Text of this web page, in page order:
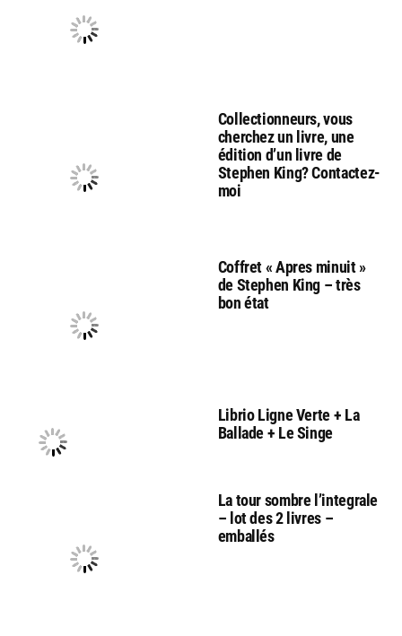
Collectionneurs, vous
cherchez un livre, une
édition d’un livre de
Stephen King? Contactez-
moi
Coffret « Apres minuit »
de Stephen King – très
bon état
Librio Ligne Verte + La
Ballade + Le Singe
La tour sombre l’integrale
– lot des 2 livres –
emballés